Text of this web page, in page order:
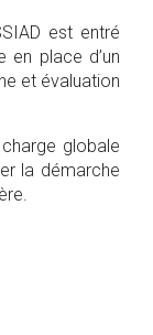
est entré
en place d’un
et évaluation
globale
la démarche